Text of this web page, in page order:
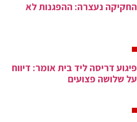
החקיקה נעצרה: ההפגנות לא
פיגוע דריסה ליד בית אומר: דיווח
על שלושה פצועים